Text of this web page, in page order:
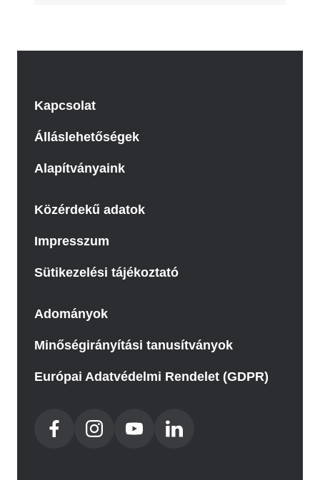
Kapcsolat
Álláslehetőségek
Alapítványaink
Közérdekű adatok
Impresszum
Sütikezelési tájékoztató
Adományok
Minőségirányítási tanusítványok
Európai Adatvédelmi Rendelet (GDPR)